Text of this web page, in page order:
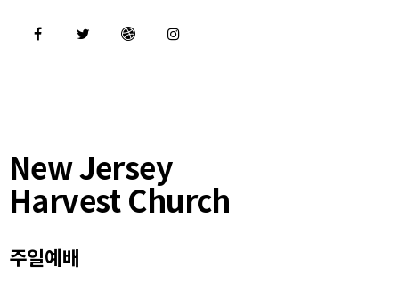
ail
on
New Jersey
Harvest Church
주일예배